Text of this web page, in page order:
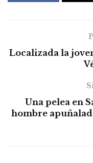
Localizada la
Una pelea en
hombre